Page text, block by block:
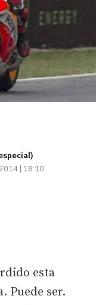
| 18:10
esta
Puede ser.